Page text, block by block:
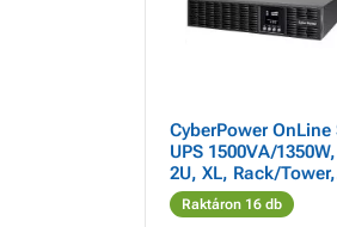
CyberPower OnLine
UPS 1500VA/1350W,
2U, XL, Rack/Tower,
2U, XL, Rack/Tower
Raktáron 16 db